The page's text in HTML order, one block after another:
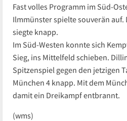
Fast volles Programm im Süd-
Ilmmünster spielte souverän auf.
siegte knapp.
Im Süd-Westen konnte sich
Sieg, ins Mittelfeld schieben.
Spitzenspiel gegen den jetzigen
München 4 knapp. Mit dem
damit ein Dreikampf entbrannt.
(wms)